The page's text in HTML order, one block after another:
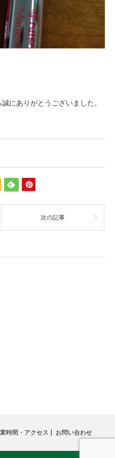
にありがとうございました。
次の記事
時間・アクセス お問い合わせ